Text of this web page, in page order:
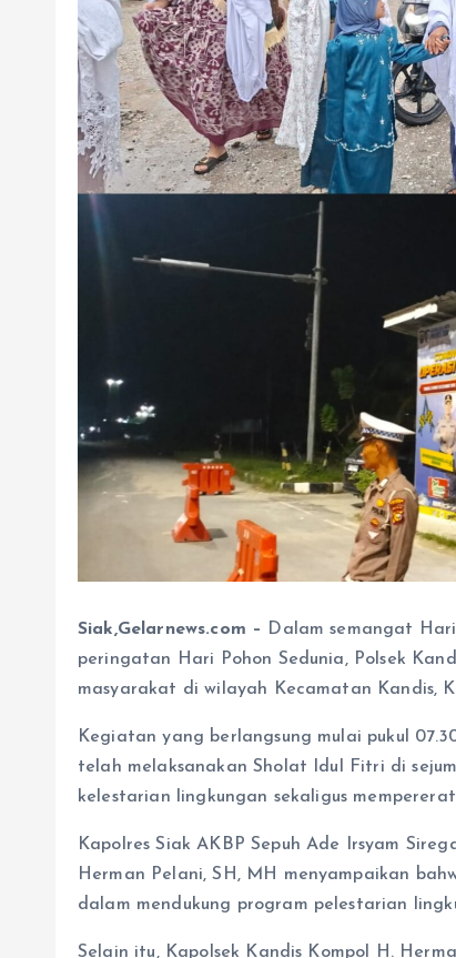
Siak,Gelarnews.com –
Dalam semangat
peringatan Hari Pohon Sedunia, Polsek
masyarakat di wilayah Kecamatan Kandis,
Kegiatan yang berlangsung mulai pukul
telah melaksanakan Sholat Idul Fitri di
kelestarian lingkungan sekaligus
Kapolres Siak AKBP Sepuh Ade Irsyam
Herman Pelani, SH, MH menyampaikan
dalam mendukung program pelestarian
Selain itu, Kapolsek Kandis Kompol H.